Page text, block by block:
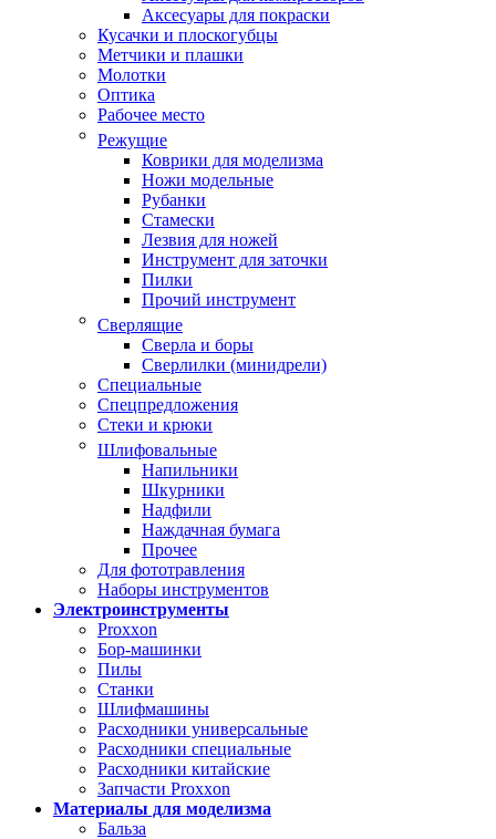
Аксесуары для покраски
Кусачки и плоскогубцы
Метчики и плашки
Молотки
Оптика
Рабочее место
Режущие
Коврики для моделизма
Ножи модельные
Рубанки
Стамески
Лезвия для ножей
Инструмент для заточки
Пилки
Прочий инструмент
Сверлящие
Сверла и боры
Сверлилки (минидрели)
Специальные
Спецпредложения
Стеки и крюки
Шлифовальные
Напильники
Шкурники
Надфили
Наждачная бумага
Прочее
Для фототравления
Наборы инструментов
Электроинструменты
Proxxon
Бор-машинки
Пилы
Станки
Шлифмашины
Расходники универсальные
Расходники специальные
Расходники китайские
Запчасти Proxxon
Материалы для моделизма
Бальза